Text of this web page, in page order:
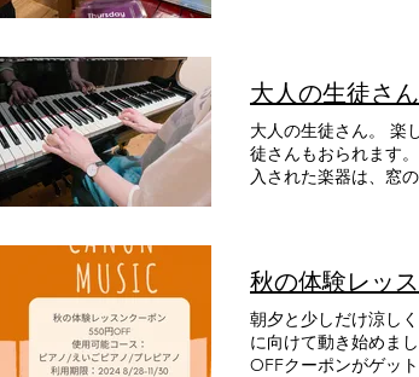
絡お待ちしておりま
大人の生徒さ
大人の生徒さん。 楽しんでいただけているようで、中には楽器を購入されてますます練習に熱が入っている生
徒さんもおられます。 「生活に音楽が入ってきた」という声をいただき、私もとても嬉しく思っています。 購
入された楽器は、窓の
秋の体験レッ
朝夕と少しだけ涼し
に向けて動き始めま
OFFクーポンがゲッ